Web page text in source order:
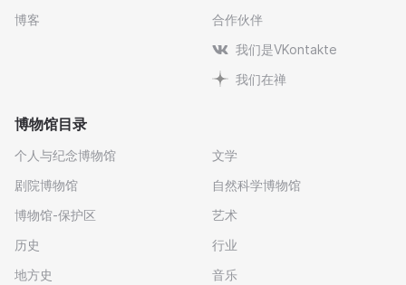
博客
合作伙伴
我们是VKontakte
我们在禅
博物馆目录
个人与纪念博物馆
剧院博物馆
博物馆-保护区
历史
地方史
文学
自然科学博物馆
艺术
行业
音乐